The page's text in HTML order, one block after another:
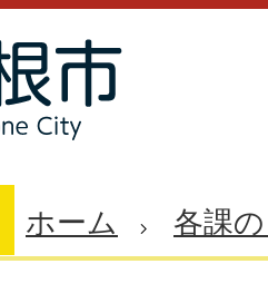
ホーム 各課